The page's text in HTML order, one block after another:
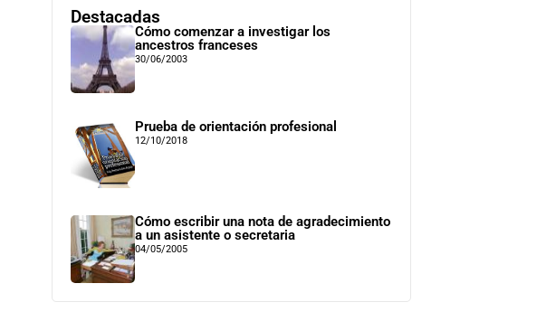
Destacadas
Cómo comenzar a investigar los
ancestros franceses
30/06/2003
Prueba de orientación profesional
12/10/2018
Cómo escribir una nota de agradecimiento
a un asistente o secretaria
04/05/2005